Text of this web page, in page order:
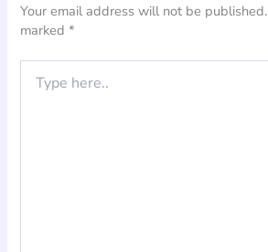
Your email address will not be published.
marked*
here..